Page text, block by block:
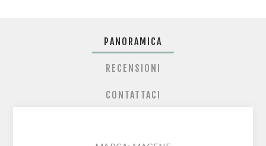
PANORAMICA
RECENSIONI
CONTATTACI